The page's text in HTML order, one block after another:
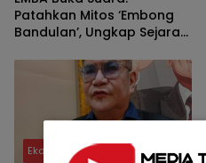
Patahkan Mitos ‘Embong
Bandulan’, Ungkap Sejarah
Malang
Ekonomi Bisnis